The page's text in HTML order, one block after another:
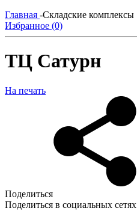
Главная -Складские комплексы
Избранное (0)
ТЦ Сатурн
На печать
Поделиться
Поделиться в социальных сетях